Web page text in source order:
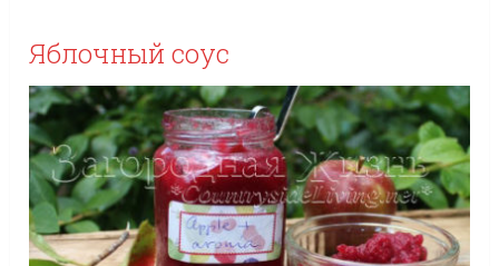
Яблочный соус